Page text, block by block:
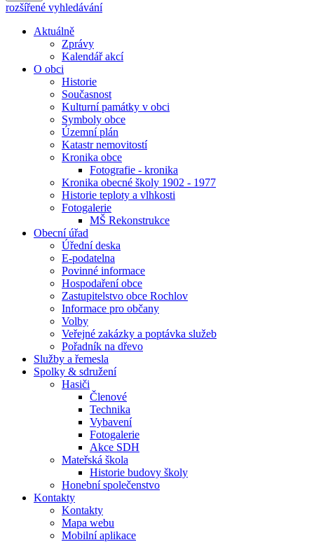
rozšířené vyhledávání
Aktuálně
Zprávy
Kalendář akcí
O obci
Historie
Současnost
Kulturní památky v obci
Symboly obce
Územní plán
Katastr nemovitostí
Kronika obce
Fotografie - kronika
Kronika obecné školy 1902 - 1977
Historie teploty a vlhkosti
Fotogalerie
MŠ Rekonstrukce
Obecní úřad
Úřední deska
E-podatelna
Povinné informace
Hospodaření obce
Zastupitelstvo obce Rochlov
Informace pro občany
Volby
Veřejné zakázky a poptávka služeb
Pořadník na dřevo
Služby a řemesla
Spolky & sdružení
Hasiči
Členové
Technika
Vybavení
Fotogalerie
Akce SDH
Mateřská škola
Historie budovy školy
Honební společenstvo
Kontakty
Kontakty
Mapa webu
Mobilní aplikace